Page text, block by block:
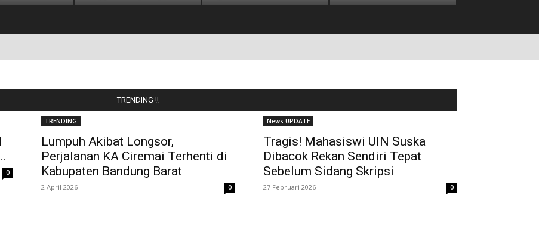
TRENDING !!
0
TRENDING
Lumpuh Akibat Longsor,
Perjalanan KA Ciremai Terhenti di
Kabupaten Bandung Barat
2 April 2026 0
News UPDATE
Tragis! Mahasiswi UIN Suska
Dibacok Rekan Sendiri Tepat
Sebelum Sidang Skripsi
27 Februari 2026 0